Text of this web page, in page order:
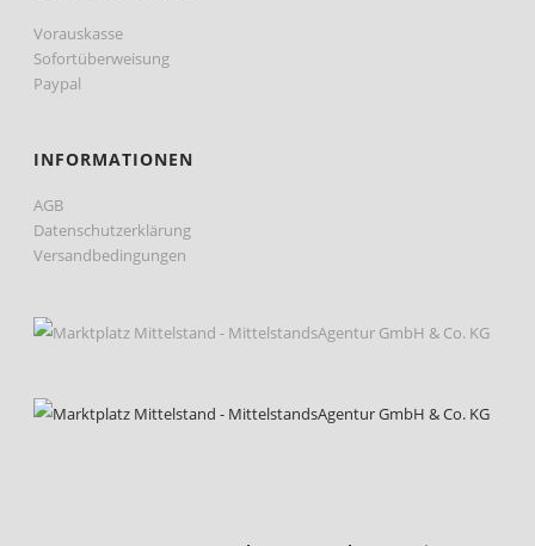
Vorauskasse
Sofortüberweisung
Paypal
INFORMATIONEN
AGB
Datenschutzerklärung
Versandbedingungen